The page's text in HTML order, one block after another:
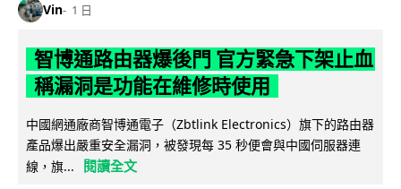
Vin 1 日
智博通路由器爆後門 官方緊急下架止血
稱漏洞是功能在維修時使用
中國網通廠商智博通電子（Zbtlink Electronics）旗下的路由器
產品爆出嚴重安全漏洞，被發現每 35 秒便會與中國伺服器連
線，旗...
閱讀全文